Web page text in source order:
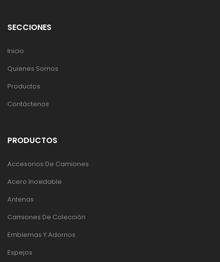
SECCIONES
Inicio
Quienes Somos
Productos
Contáctenos
PRODUCTOS
Accesorios De Camiones
Acero Inoxidable
Antenas
Camiones De Colección
Emblemas Y Adornos
Espejos